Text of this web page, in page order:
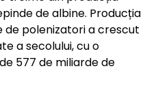
de albine. Producția
polenizatori a crescut
a secolului, cu o
577 de miliarde de